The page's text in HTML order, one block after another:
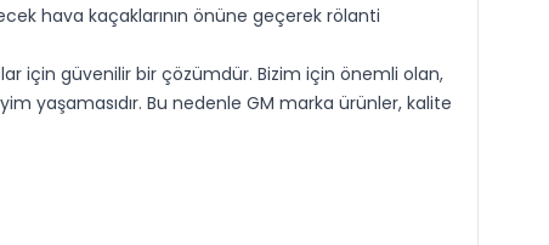
hava kaçaklarının önüne geçerek rölanti
için güvenilir bir çözümdür. Bizim için önemli olan,
yaşamasıdır. Bu nedenle GM marka ürünler, kalite